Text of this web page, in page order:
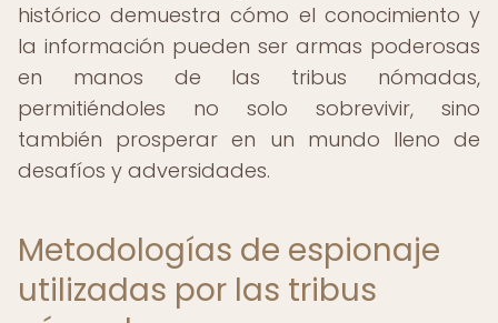
histórico demuestra cómo el conocimiento y
la información pueden ser armas poderosas
en manos de las tribus nómadas,
permitiéndoles no solo sobrevivir, sino
también prosperar en un mundo lleno de
desafíos y adversidades.
Metodologías de espionaje
utilizadas por las tribus